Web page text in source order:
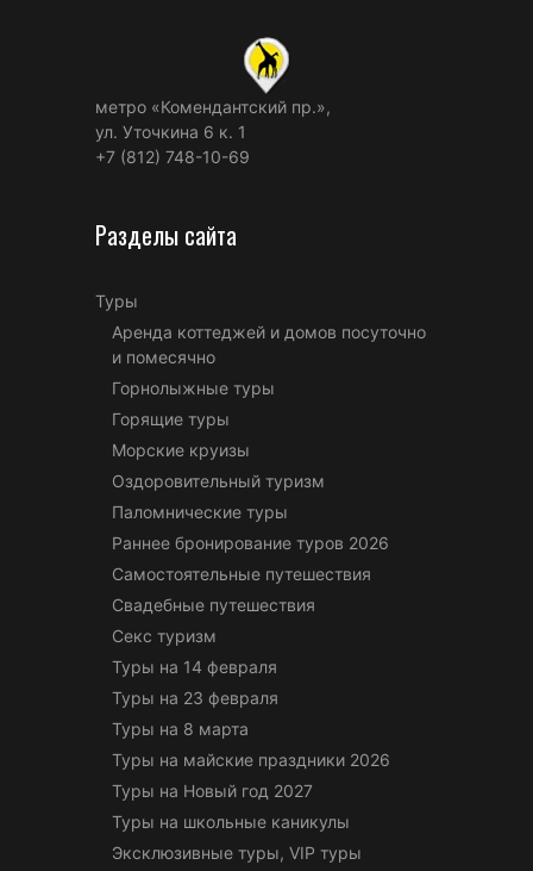
метро «Комендантский пр.»,
ул. Уточкина 6 к. 1
+7 (812) 748-10-69
Разделы сайта
Туры
Аренда коттеджей и домов посуточно
и помесячно
Горнолыжные туры
Горящие туры
Морские круизы
Оздоровительный туризм
Паломнические туры
Раннее бронирование туров 2026
Самостоятельные путешествия
Свадебные путешествия
Секс туризм
Туры на 14 февраля
Туры на 23 февраля
Туры на 8 марта
Туры на майские праздники 2026
Туры на Новый год 2027
Туры на школьные каникулы
Эксклюзивные туры, VIP туры